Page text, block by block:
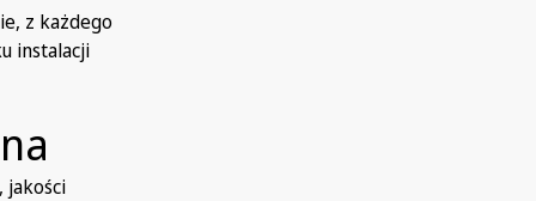
z każdego
instalacji
jakości